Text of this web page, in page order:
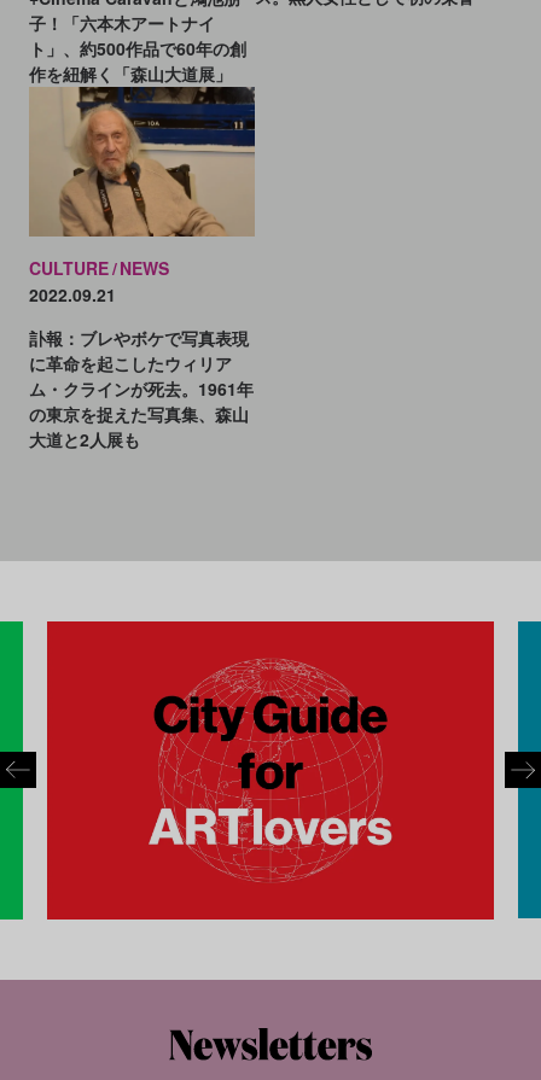
子！「六本木アートナイ
ト」、約500作品で60年の創
作を紐解く「森山大道展」
CULTURE NEWS
2022.09.21
訃報：ブレやボケで写真表現
に革命を起こしたウィリア
ム・クラインが死去。1961年
の東京を捉えた写真集、森山
大道と2人展も